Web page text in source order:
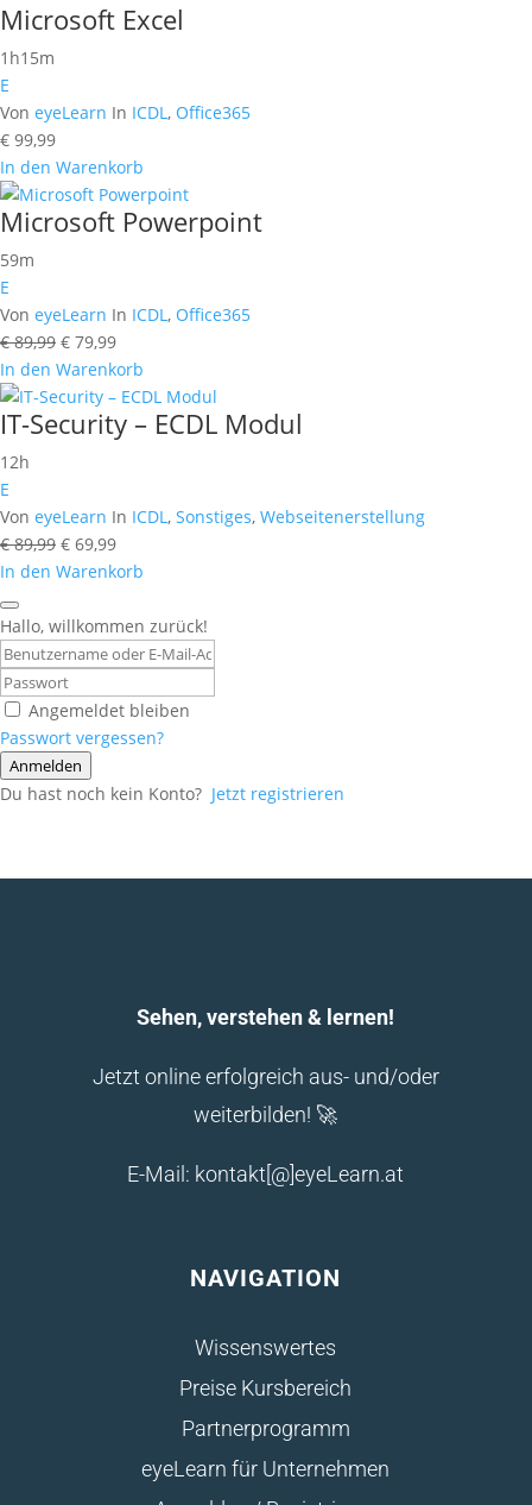
Microsoft Excel
1h15m
E
Von eyeLearn In ICDL, Office365
€ 99,99
In den Warenkorb
Microsoft Powerpoint
59m
E
Von eyeLearn In ICDL, Office365
€89,99 Ursprünglicher
Preis
war:
€ 89,99
€ 79,99Aktueller
Preis
ist:
€ 79,99.
In den Warenkorb
IT-Security – ECDL Modul
12h
E
Von eyeLearn In ICDL, Sonstiges, Webseitenerstellung
€89,99 Ursprünglicher
Preis
€ 89,99
€ 69,99Aktueller
Preis
€ 69,99.
In den Warenkorb
Hallo, willkommen zurück!
Angemeldet bleiben
Passwort vergessen?
Anmelden
Du hast noch kein Konto? Jetzt registrieren
Sehen, verstehen & lernen!
Jetzt online erfolgreich aus- und/oder
weiterbilden! 🚀
E-Mail: kontakt[@]eyeLearn.at
NAVIGATION
Wissenswertes
Preise Kursbereich
Partnerprogramm
eyeLearn für Unternehmen